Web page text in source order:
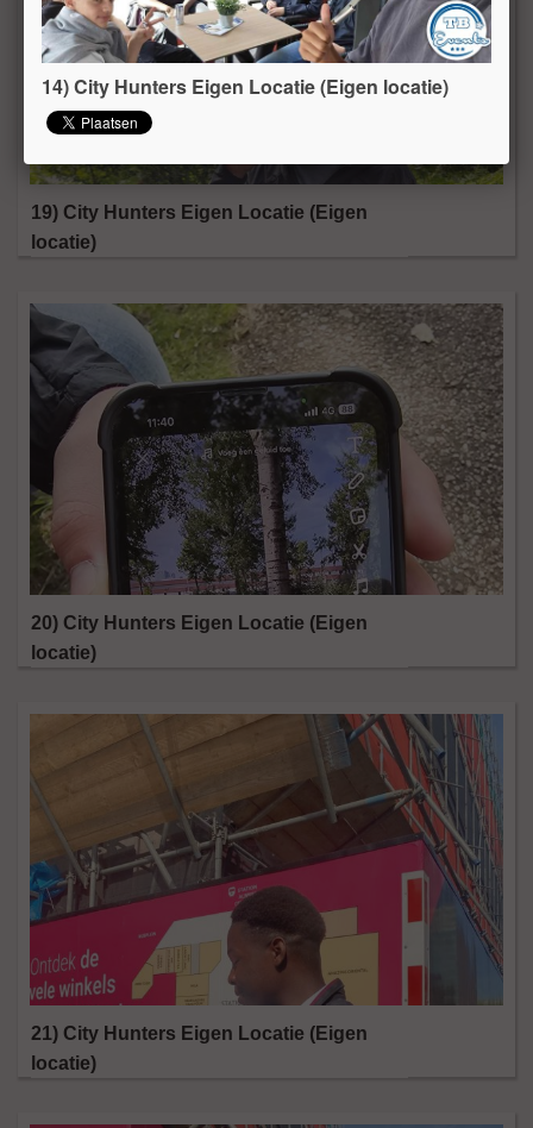
19) City Hunters Eigen Locatie (Eigen
locatie)
20) City Hunters Eigen Locatie (Eigen
locatie)
21) City Hunters Eigen Locatie (Eigen
locatie)
14) City Hunters Eigen Locatie (Eigen locatie)